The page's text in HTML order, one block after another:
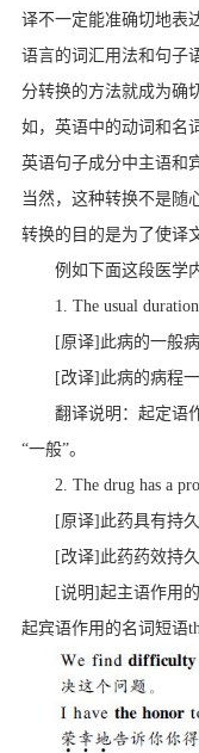
译不一定能准确切地表
语言的词汇用法和句子
分转换的方法就成为确
如，英语中的动词和名
英语句子成分中主语和
当然，这种转换不是随
转换的目的是为了使译
例如下面这段医学
1. The usual
[原译]此病的一般病
[改译]此病的病程一
翻译说明：起定语
“一般”。
2. The drug has a
[原译]此药具有持
[改译]此药药效持
[说明]起主语作用
起宾语作用的名词短语